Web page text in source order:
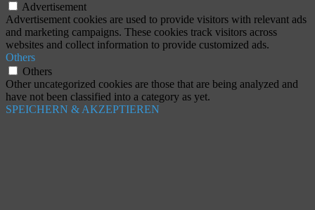
Advertisement
Advertisement cookies are used to provide visitors with relevant ads
and marketing campaigns. These cookies track visitors across
websites and collect information to provide customized ads.
Others
Others
Other uncategorized cookies are those that are being analyzed and
have not been classified into a category as yet.
SPEICHERN & AKZEPTIEREN